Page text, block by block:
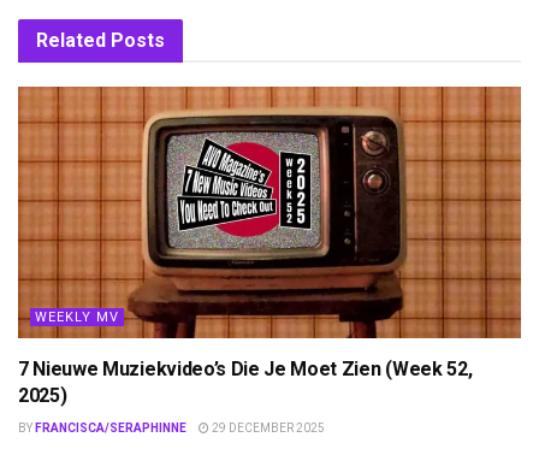
Related Posts
WEEKLY MV
7 Nieuwe Muziekvideo’s Die Je Moet Zien (Week 52,
2025)
BY FRANCISCA/SERAPHINNE 29 DECEMBER 2025